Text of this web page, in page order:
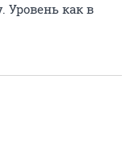
Уровень как в